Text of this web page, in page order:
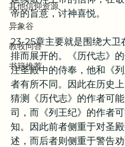
其他信仰资源
异象谷
教牧问答
书籍推荐
帝的旨意，讨神喜悦。
23-25章主要就是围绕大卫
排而展开的。《历代志》
注圣殿中的侍奉，他和《
者有所不同。因此在历史
猜测《历代志》的作者可
司，而《列王纪》的作者
知。因此前者侧重于对圣
述，而后者则侧重于警告